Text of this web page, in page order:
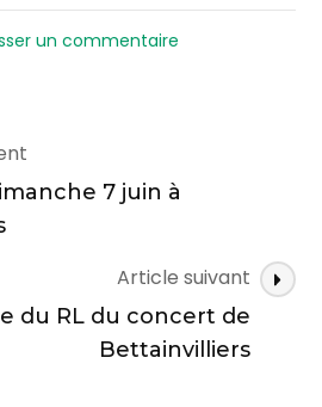
un commentaire
7 juin à
Article suivant
du RL du concert de
Bettainvilliers